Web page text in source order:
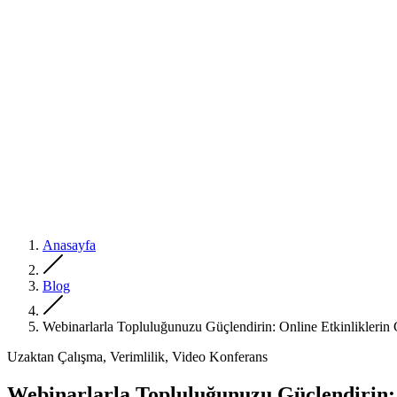
Anasayfa
Blog
Webinarlarla Topluluğunuzu Güçlendirin: Online Etkinliklerin
Uzaktan Çalışma, Verimlilik, Video Konferans